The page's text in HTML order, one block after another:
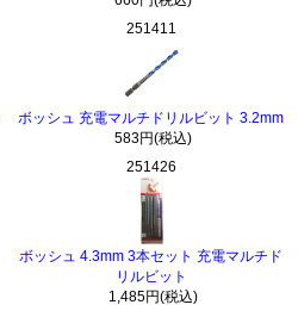
251411
ボッシュ 充電マルチドリルビット 3.2mm
583円(税込)
251426
ボッシュ 4.3mm 3本セット 充電マルチド
リルビット
1,485円(税込)